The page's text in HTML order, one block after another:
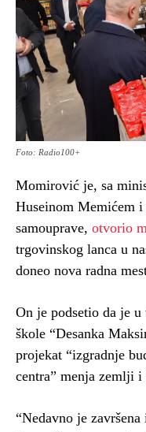
Foto: Radio100+
Momirović je, sa
Huseinom Memićem
samouprave, otvorio
trgovinskog lanca u
doneo nova radna
On je podsetio da je
škole “Desanka
projekat “izgradnje
centra” menja zemlji
“Nedavno je